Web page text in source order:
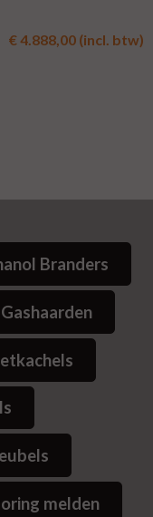
€ 4.888,00 (incl. btw)
Branders
Gashaarden
melden